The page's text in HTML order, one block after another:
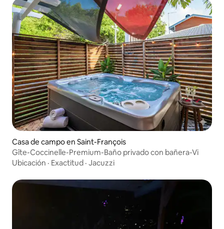
Casa de campo en Saint-François
Gîte-Coccinelle-Premium-Baño privado con bañera-Vi
Ubicación · Exactitud · Jacuzzi